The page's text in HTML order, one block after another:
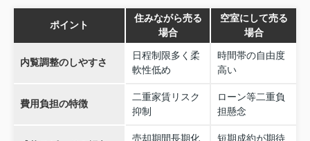
ポイント
住みながら売る
場合
空室にして売る
場合
内覧調整のしやすさ
日程制限多く柔
軟性低め
時間帯の自由度
高い
費用負担の特徴
二重家賃リスク
抑制
ローン等二重負
担懸念
売却期間長期化
短期成約が期待